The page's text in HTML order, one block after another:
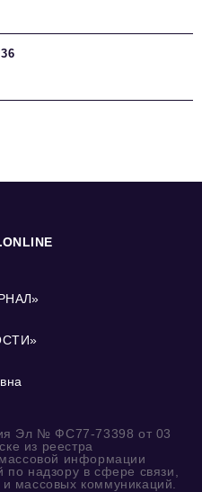
Эл № ФС77-73398 от 03
из реестра
информации
надзору в сфере связи,
массовых коммуникаций.